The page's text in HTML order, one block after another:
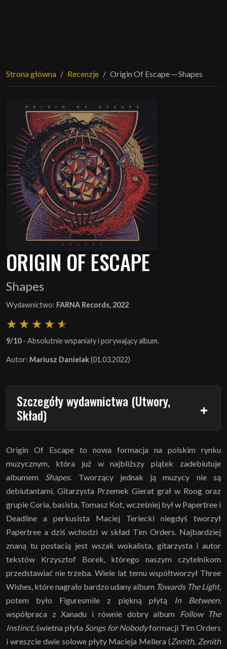
Strona główna Recenzje Origin Of Escape ─ Shapes
ORIGIN OF ESCAPE
Shapes
Wydawnictwo: FARNA Records, 2022
9/10- Absolutnie wspaniały i porywający album.
Autor: Mariusz Danielak(01.03.2022)
Szczegóły wydawnictwa (Utwory,
Skład)
Origin Of Escape to nowa formacja na polskim rynku
muzycznym, która już w najbliższy piątek zadebiutuje
albumem
Shapes. Tworzący jednak ją muzycy nie są
debiutantami. Gitarzysta Przemek Gierat grał w Roog oraz
grupie Coria, basista, Tomasz Kot, wcześniej był w Papertree i
Deadline a perkusista Maciej Terlecki niegdyś tworzył
Papertree a dziś wchodzi w skład Tim Orders. Najbardziej
znaną tu postacią jest wszak wokalista, gitarzysta i autor
tekstów Krzysztof Borek, którego naszym czytelnikom
przedstawiać nie trzeba. Wiele lat temu współtworzył Three
Wishes, które nagrało bardzo udany album Towards The Light,
potem było Figuresmile z piękną płytą
In Between,
współpraca z Xanadu i równie dobry album
Follow The
Instinct, świetna płyta Songs for Nobodyformacji Tim Orders
i wreszcie dwie solowe płyty Macieja Mellera (Zenith, Zenith